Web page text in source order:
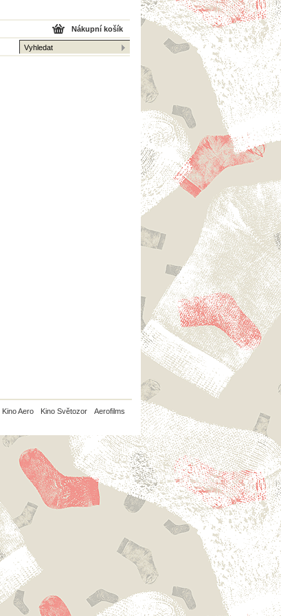
Nákupní košík
Kino Aero Kino Světozor Aerofilms